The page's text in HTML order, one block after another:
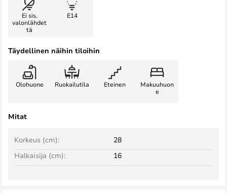
Ei sis.
valonlähdet
tä
E14
Täydellinen näihin tiloihin
Olohuone Ruokailutila Eteinen
Makuuhuon
e
Mitat
Korkeus (cm):
28
Halkaisija (cm):
16